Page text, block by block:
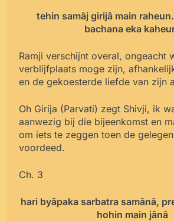
tehin samâj girijâ main
bachana eka
Ramji verschijnt overal, ongeacht
verblijfplaats moge zijn,
en de gekoesterde liefde van zijn
Oh Girija (Parvati) zegt Shivji, ik
aanwezig bij die bijeenkomst en
om iets te zeggen toen de
voordeed.
Ch. 3
hari byâpaka sarbatra samânâ,
hohin main jânâ